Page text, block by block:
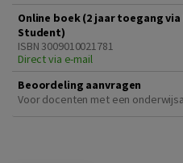
Online boek (2 jaar toegang via
Student)
ISBN 3009010021781
Direct via e-mail
Beoordeling aanvragen
Voor docenten met een